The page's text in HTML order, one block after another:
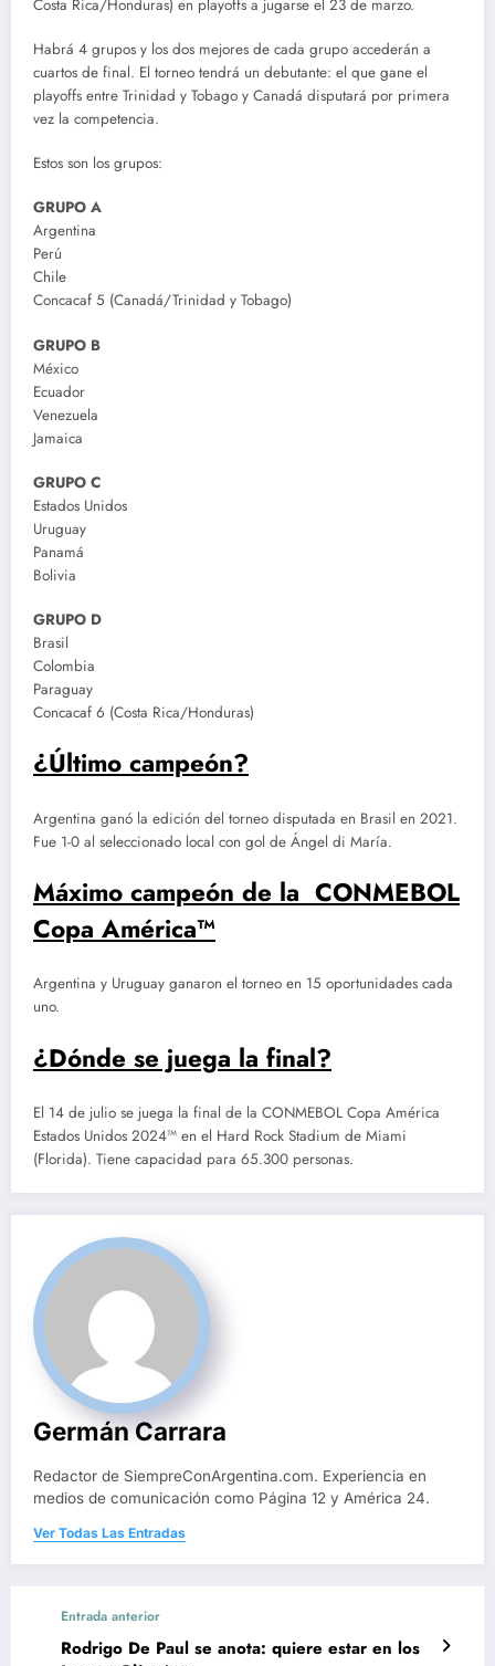
Costa Rica/Honduras) en playoffs a jugarse el 23 de marzo.
Habrá 4 grupos y los dos mejores de cada grupo accederán a
cuartos de final. El torneo tendrá un debutante: el que gane el
playoffs entre Trinidad y Tobago y Canadá disputará por primera
vez la competencia.
Estos son los grupos:
GRUPO A
Argentina
Perú
Chile
Concacaf 5 (Canadá/Trinidad y Tobago)
GRUPO B
México
Ecuador
Venezuela
Jamaica
GRUPO C
Estados Unidos
Uruguay
Panamá
Bolivia
GRUPO D
Brasil
Colombia
Paraguay
Concacaf 6 (Costa Rica/Honduras)
¿Último campeón?
Argentina ganó la edición del torneo disputada en Brasil en 2021.
Fue 1-0 al seleccionado local con gol de Ángel di María.
Máximo campeón de la CONMEBOL
Copa América™
Argentina y Uruguay ganaron el torneo en 15 oportunidades cada
uno.
¿Dónde se juega la final?
El 14 de julio se juega la final de la CONMEBOL Copa América
Estados Unidos 2024™ en el Hard Rock Stadium de Miami
(Florida). Tiene capacidad para 65.300 personas.
Germán Carrara
Redactor de SiempreConArgentina.com. Experiencia en
medios de comunicación como Página 12 y América 24.
Ver Todas Las Entradas
Entrada anterior
Rodrigo De Paul se anota: quiere estar en los